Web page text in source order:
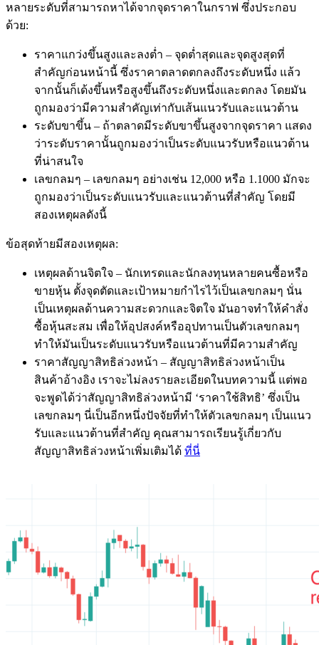
หลายระดับที่สามารถหาได้จากจุดราคาในกราฟ ซึ่งประกอบ
ด้วย:
ราคาแกว่งขึ้นสูงและลงต่ำ – จุดต่ำสุดและจุดสูงสุดที่
สำคัญก่อนหน้านี้ ซึ่งราคาตลาดตกลงถึงระดับหนึ่ง แล้ว
จากนั้นก็เด้งขึ้นหรือสูงขึ้นถึงระดับหนึ่งและตกลง โดยมัน
ถูกมองว่ามีความสำคัญเท่ากับเส้นแนวรับและแนวต้าน
ระดับขาขึ้น – ถ้าตลาดมีระดับขาขึ้นสูงจากจุดราคา แสดง
ว่าระดับราคานั้นถูกมองว่าเป็นระดับแนวรับหรือแนวต้าน
ที่น่าสนใจ
เลขกลมๆ – เลขกลมๆ อย่างเช่น 12,000 หรือ 1.1000 มักจะ
ถูกมองว่าเป็นระดับแนวรับและแนวต้านที่สำคัญ โดยมี
สองเหตุผลดังนี้
ข้อสุดท้ายมีสองเหตุผล:
เหตุผลด้านจิตใจ – นักเทรดและนักลงทุนหลายคนซื้อหรือ
ขายหุ้น ตั้งจุดตัดและเป้าหมายกำไรไว้เป็นเลขกลมๆ นั่น
เป็นเหตุผลด้านความสะดวกและจิตใจ มันอาจทำให้คำสั่ง
ซื้อหุ้นสะสม เพื่อให้อุปสงค์หรืออุปทานเป็นตัวเลขกลมๆ
ทำให้มันเป็นระดับแนวรับหรือแนวต้านที่มีความสำคัญ
ราคาสัญญาสิทธิล่วงหน้า – สัญญาสิทธิล่วงหน้าเป็น
สินค้าอ้างอิง เราจะไม่ลงรายละเอียดในบทความนี้ แต่พอ
จะพูดได้ว่าสัญญาสิทธิล่วงหน้ามี ‘ราคาใช้สิทธิ’ ซึ่งเป็น
เลขกลมๆ นี่เป็นอีกหนึ่งปัจจัยที่ทำให้ตัวเลขกลมๆ เป็นแนว
รับและแนวต้านที่สำคัญ คุณสามารถเรียนรู้เกี่ยวกับ
สัญญาสิทธิล่วงหน้าเพิ่มเติมได้ ที่นี่